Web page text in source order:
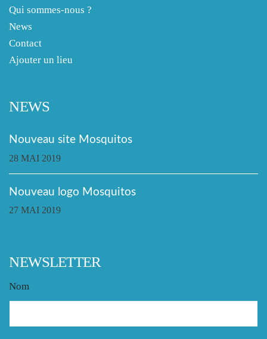
Qui sommes-nous ?
News
Contact
Ajouter un lieu
NEWS
Nouveau site Mosquitos
28 MAI 2019
Nouveau logo Mosquitos
27 MAI 2019
NEWSLETTER
Nom